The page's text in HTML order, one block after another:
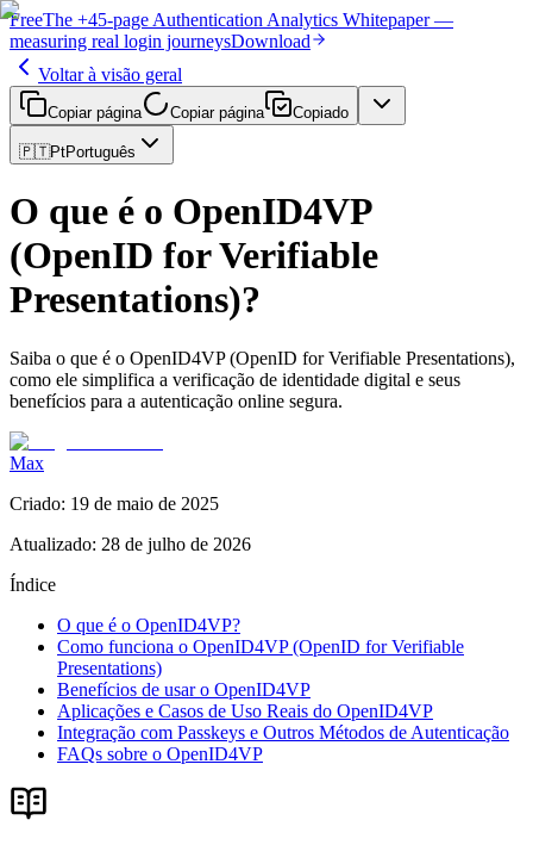
FreeThe +45-page Authentication Analytics Whitepaper —
measuring real login journeysDownload
Voltar à visão geral
Copiar página Copiar página Copiado
🇵🇹PtPortuguês
O que é o OpenID4VP
(OpenID for Verifiable
Presentations)?
Saiba o que é o OpenID4VP (OpenID for Verifiable Presentations),
como ele simplifica a verificação de identidade digital e seus
benefícios para a autenticação online segura.
Max
Criado: 19 de maio de 2025
Atualizado: 28 de julho de 2026
Índice
O que é o OpenID4VP?
Como funciona o OpenID4VP (OpenID for Verifiable
Presentations)
Benefícios de usar o OpenID4VP
Aplicações e Casos de Uso Reais do OpenID4VP
Integração com Passkeys e Outros Métodos de Autenticação
FAQs sobre o OpenID4VP